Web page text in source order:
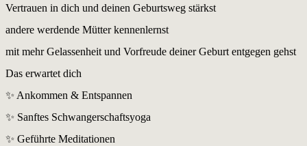
Vertrauen in dich und deinen Geburtsweg stärkst
andere werdende Mütter kennenlernst
mit mehr Gelassenheit und Vorfreude deiner Geburt entgegen gehst
Das erwartet dich
✨ Ankommen & Entspannen
✨ Sanftes Schwangerschaftsyoga
✨ Geführte Meditationen